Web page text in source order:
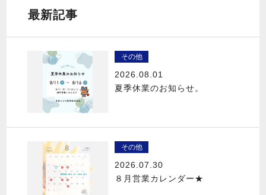
最新記事
その他
2026.08.01
夏季休業のお知らせ。
その他
2026.07.30
８月営業カレンダー★